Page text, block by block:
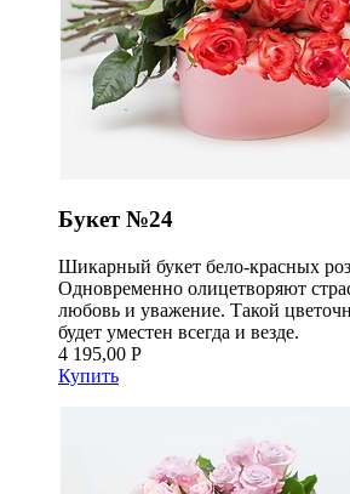
Букет №24
Шикарный букет бело-красных
Одновременно олицетворяют
любовь и уважение. Такой
будет уместен всегда и везде.
4 195,00 Р
Купить